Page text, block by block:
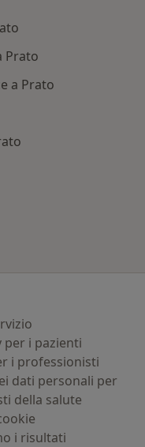
Prato
a Prato
i pazienti
i professionisti
dati personali per
della salute
i risultati